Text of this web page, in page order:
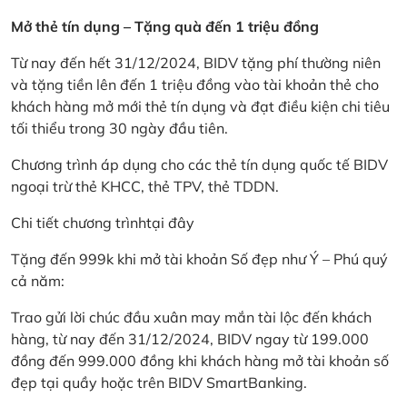
Mở thẻ tín dụng – Tặng quà đến 1 triệu đồng
Từ nay đến hết 31/12/2024, BIDV tặng phí thường niên
và tặng tiền lên đến 1 triệu đồng vào tài khoản thẻ cho
khách hàng mở mới thẻ tín dụng và đạt điều kiện chi tiêu
tối thiểu trong 30 ngày đầu tiên.
Chương trình áp dụng cho các thẻ tín dụng quốc tế BIDV
ngoại trừ thẻ KHCC, thẻ TPV, thẻ TDDN.
Chi tiết chương trìnhtại đây
Tặng đến 999k khi mở tài khoản Số đẹp như Ý – Phú quý
cả năm:
Trao gửi lời chúc đầu xuân may mắn tài lộc đến khách
hàng, từ nay đến 31/12/2024, BIDV ngay từ 199.000
đồng đến 999.000 đồng khi khách hàng mở tài khoản số
đẹp tại quầy hoặc trên BIDV SmartBanking.